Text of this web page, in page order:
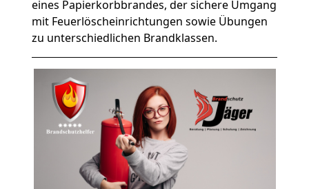
eines Papierkorbbrandes, der sichere Umgang
mit Feuerlöscheinrichtungen sowie Übungen
zu unterschiedlichen Brandklassen.